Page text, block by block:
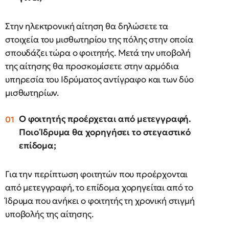
Στην ηλεκτρονική αίτηση θα δηλώσετε τα
στοιχεία του μισθωτηρίου της πόλης στην οποία
σπουδάζει τώρα ο φοιτητής. Μετά την υποβολή
της αίτησης θα προσκομίσετε στην αρμόδια
υπηρεσία του Ιδρύματος αντίγραφο και των δύο
μισθωτηρίων.
Ο φοιτητής προέρχεται από μετεγγραφή.
Ποιο Ίδρυμα θα χορηγήσει το στεγαστικό
επίδομα;
Για την περίπτωση φοιτητών που προέρχονται
από μετεγγραφή, το επίδομα χορηγείται από το
Ίδρυμα που ανήκει ο φοιτητής τη χρονική στιγμή
υποβολής της αίτησης.